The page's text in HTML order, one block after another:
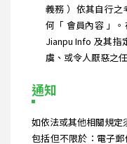
義務 ）依其自行
何「 會員內容 」
Jianpu Info 及其指
虞、或令人厭惡之
通知
如依法或其他相關規
包括但不限於：電子